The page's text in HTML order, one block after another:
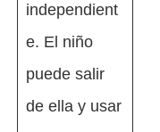
independient
e. El niño
puede salir
de ella y usar